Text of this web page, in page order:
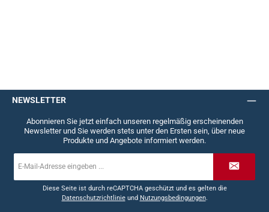
NEWSLETTER
Abonnieren Sie jetzt einfach unseren regelmäßig erscheinenden
Newsletter und Sie werden stets unter den Ersten sein, über neue
Produkte und Angebote informiert werden.
Mail-
Diese Seite ist durch reCAPTCHA geschützt und es gelten die
Datenschutzrichtlinieund Nutzungsbedingungen.